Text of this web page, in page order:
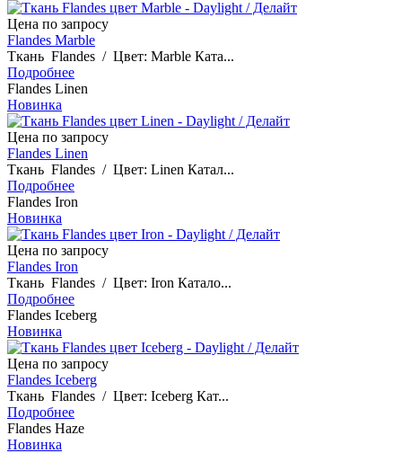
Цена по запросу
Flandes Marble
Ткань Flandes / Цвет: Marble Ката...
Подробнее
Flandes Linen
Новинка
Цена по запросу
Flandes Linen
Ткань Flandes / Цвет: Linen Катал...
Подробнее
Flandes Iron
Новинка
Цена по запросу
Flandes Iron
Ткань Flandes / Цвет: Iron Катало...
Подробнее
Flandes Iceberg
Новинка
Цена по запросу
Flandes Iceberg
Ткань Flandes / Цвет: Iceberg Кат...
Подробнее
Flandes Haze
Новинка